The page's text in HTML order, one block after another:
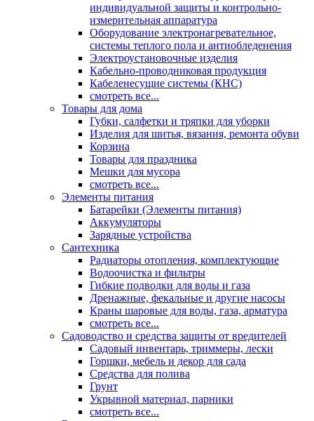
индивидуальной защиты и контрольно-
измерительная аппаратура
Оборудование электронагревательное,
системы теплого пола и антиобледенения
Электроустановочные изделия
Кабельно-проводниковая продукция
Кабеленесущие системы (КНС)
смотреть все...
Товары для дома
Губки, салфетки и тряпки для уборки
Изделия для шитья, вязания, ремонта обуви
Корзина
Товары для праздника
Мешки для мусора
смотреть все...
Элементы питания
Батарейки (Элементы питания)
Аккумуляторы
Зарядные устройства
Сантехника
Радиаторы отопления, комплектующие
Водоочистка и фильтры
Гибкие подводки для воды и газа
Дренажные, фекальные и другие насосы
Краны шаровые для воды, газа, арматура
смотреть все...
Садоводство и средства защиты от вредителей
Садовый инвентарь, триммеры, лески
Горшки, мебель и декор для сада
Средства для полива
Грунт
Укрывной материал, парники
смотреть все...